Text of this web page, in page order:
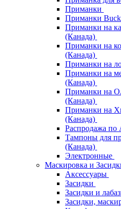
Приманки
Приманки
Приманки на
(Канада)
Приманки на
(Канада)
Приманки на
Приманки на
(Канада)
Приманки на
(Канада)
Приманки на
(Канада)
Распродажа
Тампоны для
(Канада)
Электронные
Маскировка и
Аксессуары
Засидки
Засидки и
Засидки,